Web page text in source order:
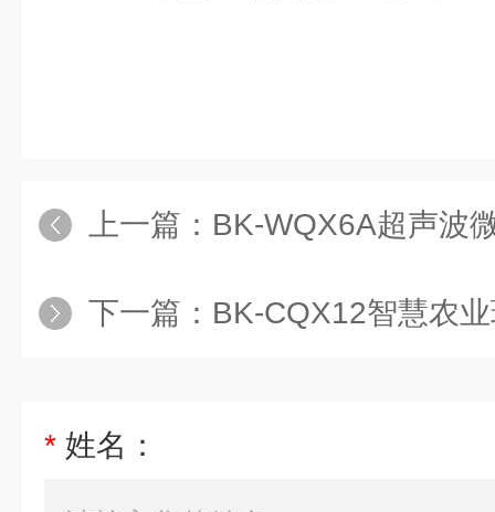
上一篇： BK-WQX6A超声波
下一篇： BK-CQX12智慧农
* 姓名：